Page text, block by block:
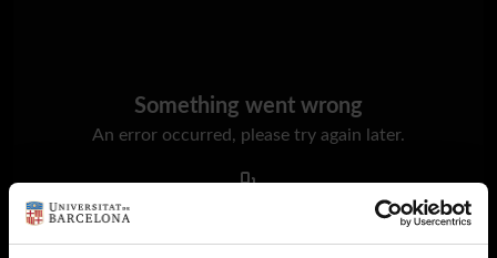
Something went wrong
An error occurred, please try again later.